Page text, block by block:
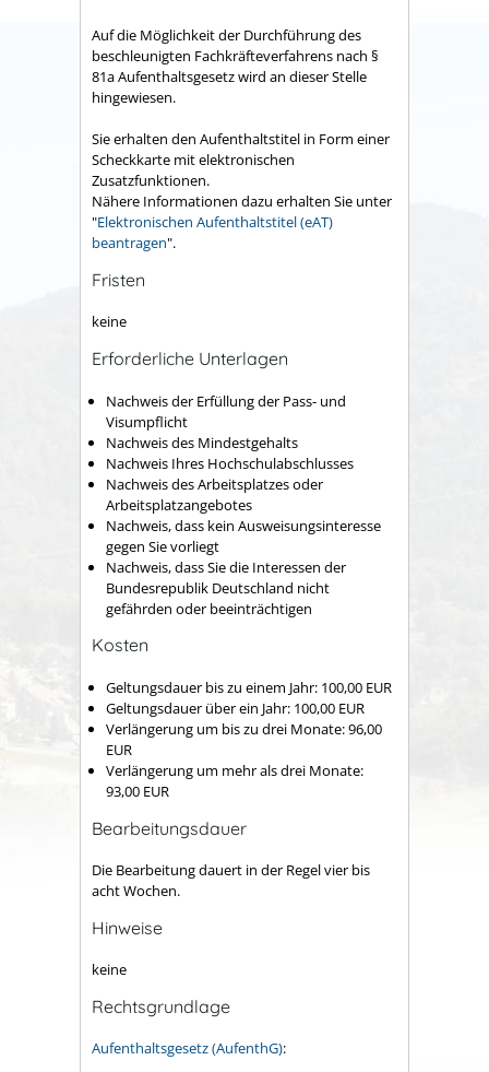
Auf die Möglichkeit der Durchführung des
beschleunigten Fachkräfteverfahrens nach §
81a Aufenthaltsgesetz wird an dieser Stelle
hingewiesen.
Sie erhalten den Aufenthaltstitel in Form einer
Scheckkarte mit elektronischen
Zusatzfunktionen.
Nähere Informationen dazu erhalten Sie unter
"Elektronischen Aufenthaltstitel (eAT)
beantragen".
Fristen
keine
Erforderliche Unterlagen
Nachweis der Erfüllung der Pass- und
Visumpflicht
Nachweis des Mindestgehalts
Nachweis Ihres Hochschulabschlusses
Nachweis des Arbeitsplatzes oder
Arbeitsplatzangebotes
Nachweis, dass kein Ausweisungsinteresse
gegen Sie vorliegt
Nachweis, dass Sie die Interessen der
Bundesrepublik Deutschland nicht
gefährden oder beeinträchtigen
Kosten
Geltungsdauer bis zu einem Jahr: 100,00 EUR
Geltungsdauer über ein Jahr: 100,00 EUR
Verlängerung um bis zu drei Monate: 96,00
EUR
Verlängerung um mehr als drei Monate:
93,00 EUR
Bearbeitungsdauer
Die Bearbeitung dauert in der Regel vier bis
acht Wochen.
Hinweise
keine
Rechtsgrundlage
Aufenthaltsgesetz (AufenthG):